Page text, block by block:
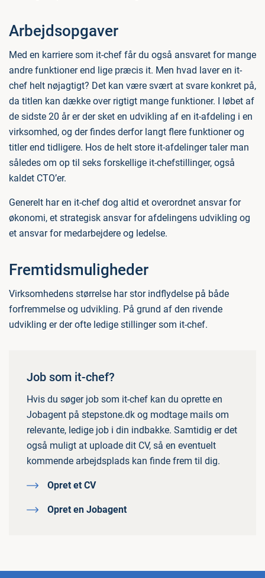
Arbejdsopgaver
Med en karriere som it-chef får du også ansvaret for mange
andre funktioner end lige præcis it. Men hvad laver en it-
chef helt nøjagtigt? Det kan være svært at svare konkret på,
da titlen kan dække over rigtigt mange funktioner. I løbet af
de sidste 20 år er der sket en udvikling af en it-afdeling i en
virksomhed, og der findes derfor langt flere funktioner og
titler end tidligere. Hos de helt store it-afdelinger taler man
således om op til seks forskellige it-chefstillinger, også
kaldet CTO’er.
Generelt har en it-chef dog altid et overordnet ansvar for
økonomi, et strategisk ansvar for afdelingens udvikling og
et ansvar for medarbejdere og ledelse.
Fremtidsmuligheder
Virksomhedens størrelse har stor indflydelse på både
forfremmelse og udvikling. På grund af den rivende
udvikling er der ofte ledige stillinger som it-chef.
Job som it-chef?
Hvis du søger job som it-chef kan du oprette en
Jobagent på stepstone.dk og modtage mails om
relevante, ledige job i din indbakke. Samtidig er det
også muligt at uploade dit CV, så en eventuelt
kommende arbejdsplads kan finde frem til dig.
Opret et CV
Opret en Jobagent